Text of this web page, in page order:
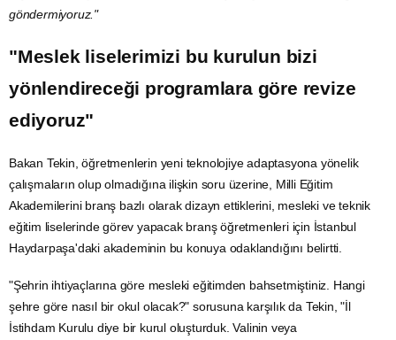
göndermiyoruz."
"Meslek liselerimizi bu kurulun bizi
yönlendireceği programlara göre revize
ediyoruz"
Bakan Tekin, öğretmenlerin yeni teknolojiye adaptasyona yönelik
çalışmaların olup olmadığına ilişkin soru üzerine, Milli Eğitim
Akademilerini branş bazlı olarak dizayn ettiklerini, mesleki ve teknik
eğitim liselerinde görev yapacak branş öğretmenleri için İstanbul
Haydarpaşa'daki akademinin bu konuya odaklandığını belirtti.
"Şehrin ihtiyaçlarına göre mesleki eğitimden bahsetmiştiniz. Hangi
şehre göre nasıl bir okul olacak?" sorusuna karşılık da Tekin, "İl
İstihdam Kurulu diye bir kurul oluşturduk. Valinin veya